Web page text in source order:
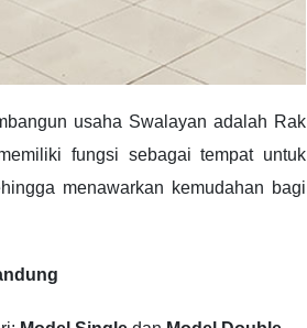
usaha Swalayan adalah Rak
fungsi sebagai tempat untuk
menawarkan kemudahan bagi